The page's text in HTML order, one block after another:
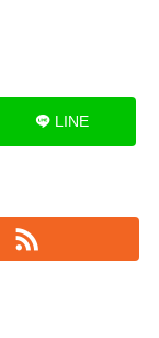
LINE